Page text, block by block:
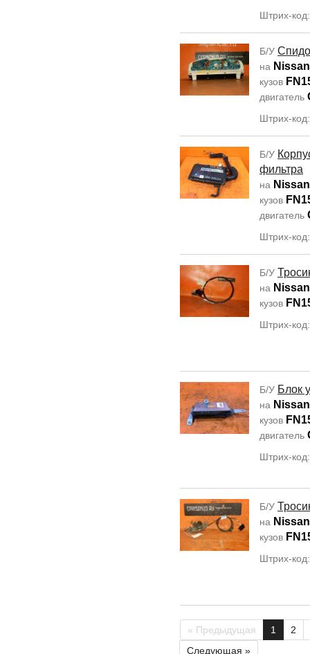
Штрих-
Б/У
на
кузов
двигатель
Штрих-
Б/У
фильтра
на
кузов
двигатель
Штрих-
Б/У
на
кузов
Штрих-
Б/У Блок
на
кузов
двигатель
Штрих-
Б/У
на
кузов
Штрих-
« Предыдущая 1
2
Следующая »